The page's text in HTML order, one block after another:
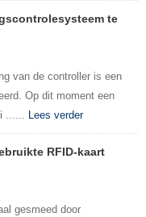
te
van de controller is een
Op dit moment een
...... Lees verder
RFID-kaart
gesmeed door